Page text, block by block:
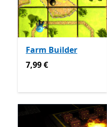
Farm Builder
7,99 €
7,99 €